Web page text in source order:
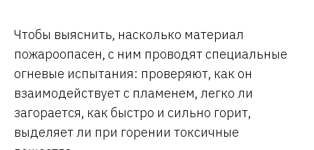
Чтобы выяснить, насколько материал
пожароопасен, с ним проводят специальные
огневые испытания: проверяют, как он
взаимодействует с пламенем, легко ли
загорается, как быстро и сильно горит,
выделяет ли при горении токсичные